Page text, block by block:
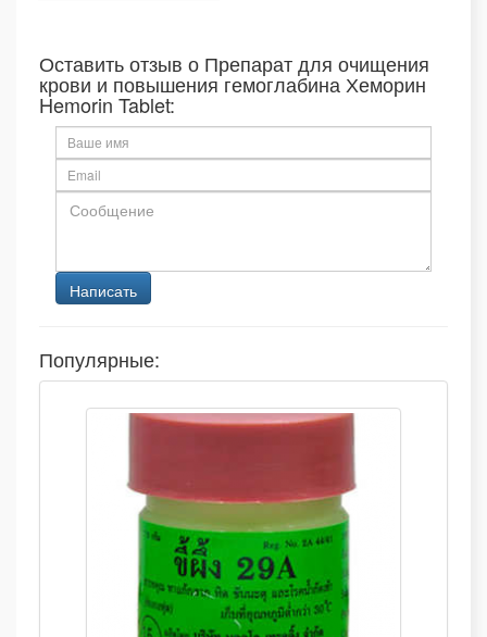
Оставить отзыв о Препарат для очищения
крови и повышения гемоглабина Хеморин
Hemorin Tablet:
Популярные: